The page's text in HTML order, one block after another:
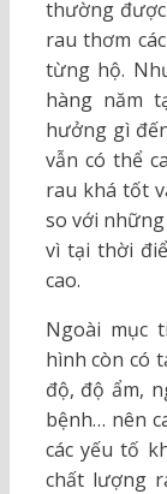
thường
rau thơm
từng hộ.
hàng năm
hưởng gì
vẫn có thể
rau khá tốt
so với
vì tại thời
cao.
Ngoài mục
hình còn có
độ, độ ẩm,
bệnh… nên
các yếu tố
chất lượng